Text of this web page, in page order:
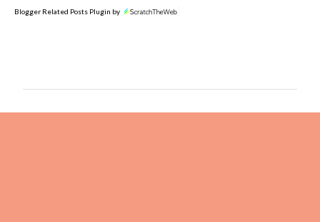
Blogger Related Posts Plugin by